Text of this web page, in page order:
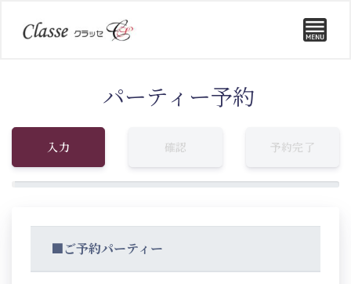
パーティー予約
入力 確認 予約完了
■ご予約パーティー